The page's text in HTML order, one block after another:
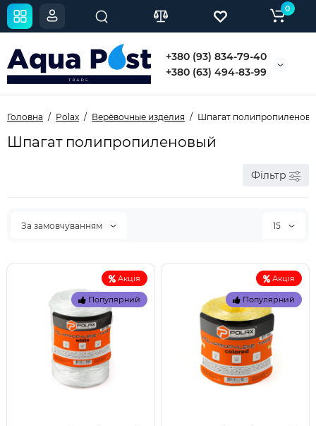
+380 (93) 834-79-40
+380 (63) 494-83-99
0
Головна Polax Верёвочные изделия Шпагат
Шпагат полипропиленовый
Фільтр
За замовчуванням 15
Акція
Популярний
Акція
Популярний